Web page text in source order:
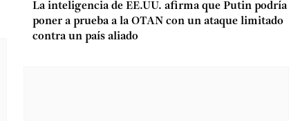
La inteligencia de EE.UU. afirma que Putin podría
poner a prueba a la OTAN con un ataque limitado
contra un país aliado